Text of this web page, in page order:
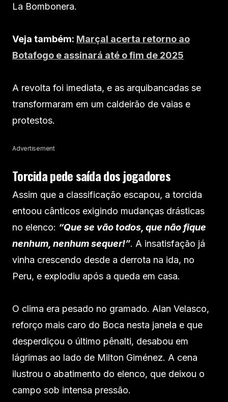
La Bombonera.
Veja também: Marçal acerta retorno ao
Botafogo e assinará até o fim de 2025
A revolta foi imediata, e as arquibancadas se
transformaram em um caldeirão de vaias e
protestos.
Advertisement
Torcida pede saída dos jogadores
Assim que a classificação escapou, a torcida
entoou cânticos exigindo mudanças drásticas
no elenco: “Que se vão todos, que não fique
nenhum, nenhum sequer!”. A insatisfação já
vinha crescendo desde a derrota na ida, no
Peru, e explodiu após a queda em casa.
O clima era pesado no gramado. Alan Velasco,
reforço mais caro do Boca nesta janela e que
desperdiçou o último pênalti, desabou em
lágrimas ao lado de Milton Giménez. A cena
ilustrou o abatimento do elenco, que deixou o
campo sob intensa pressão.